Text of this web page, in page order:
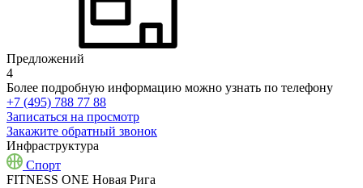
Предложений
4
Более подробную информацию можно узнать по телефону
+7 (495) 788 77 88
Записаться на просмотр
Закажите обратный звонок
Инфраструктура
Спорт
FITNESS ONE Новая Рига